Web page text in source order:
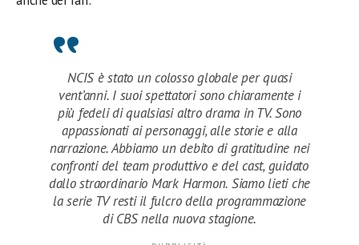
NCIS è stato un colosso globale per quasi
vent’anni. I suoi spettatori sono chiaramente i
più fedeli di qualsiasi altro drama in TV. Sono
appassionati ai personaggi, alle storie e alla
narrazione. Abbiamo un debito di gratitudine nei
confronti del team produttivo e del cast, guidato
dallo straordinario Mark Harmon. Siamo lieti che
la serie TV resti il fulcro della programmazione
di CBS nella nuova stagione.